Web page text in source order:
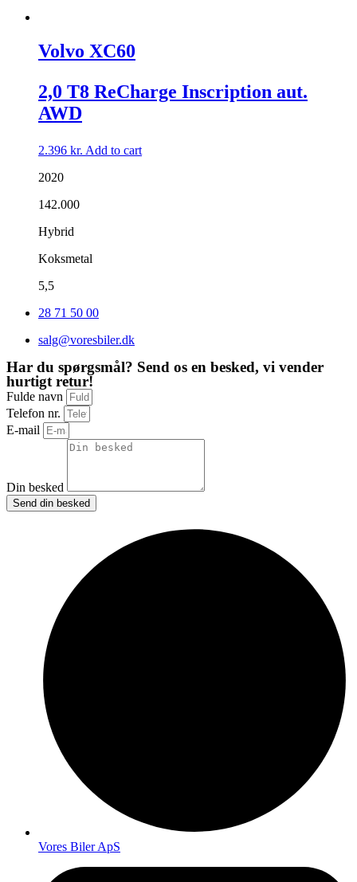
Volvo XC60
2,0 T8 ReCharge Inscription aut.
AWD
2.396 kr. Add to cart
2020
142.000
Hybrid
Koksmetal
5,5
28 71 50 00
salg@voresbiler.dk
Har du spørgsmål? Send os en besked, vi vender
hurtigt retur!
Fulde navn
Telefon nr.
E-mail
Din besked
Send din besked
Vores Biler ApS